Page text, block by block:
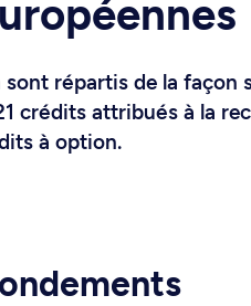
répartis de la façon
crédits attribués à la
à option.